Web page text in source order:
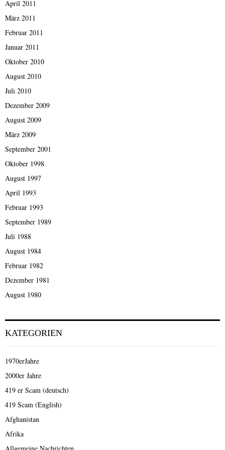
April 2011
März 2011
Februar 2011
Januar 2011
Oktober 2010
August 2010
Juli 2010
Dezember 2009
August 2009
März 2009
September 2001
Oktober 1998
August 1997
April 1993
Februar 1993
September 1989
Juli 1988
August 1984
Februar 1982
Dezember 1981
August 1980
KATEGORIEN
1970erJahre
2000er Jahre
419 er Scam (deutsch)
419 Scam (English)
Afghanistan
Afrika